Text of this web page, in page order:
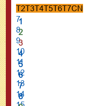
T2T3T4T5T6T7CN
1
7
2
8
3
9
4
10
5
11
6
12
7
13
8
14